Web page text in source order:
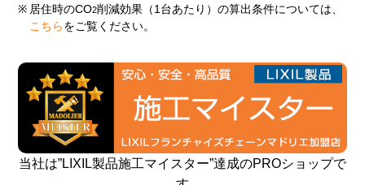
※ 居住時のCO2削減効果（1台あたり）の算出条件については、
こちら をご覧ください。
当社は”LIXIL製品施工マイスター”達成のPROショップで